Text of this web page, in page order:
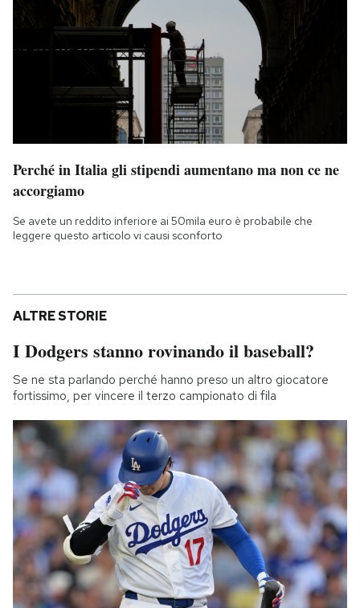
Perché in Italia gli stipendi aumentano ma non ce ne
accorgiamo
Se avete un reddito inferiore ai 50mila euro è probabile che
leggere questo articolo vi causi sconforto
ALTRE STORIE
I Dodgers stanno rovinando il baseball?
Se ne sta parlando perché hanno preso un altro giocatore
fortissimo, per vincere il terzo campionato di fila